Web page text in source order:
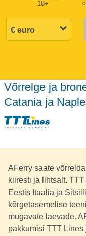
18+
Võrrelge ja broneeri TTT Lines pileteid
Catania ja
AFerry saate
kiiresti ja lihtsalt.
Eestis Itaalia ja
kõrgetasemelise
mugavate laevade.
pakkumisi TTT